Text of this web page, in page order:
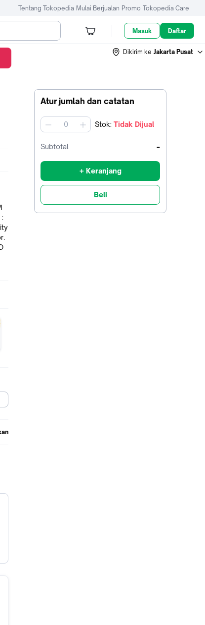
Tentang Tokopedia Mulai Berjualan Promo Tokopedia Care
Masuk Daftar
Dikirim ke Jakarta Pusat
Atur jumlah dan catatan
jumlah Stok: Tidak Dijual
Subtotal -
+ Keranjang
Beli
: